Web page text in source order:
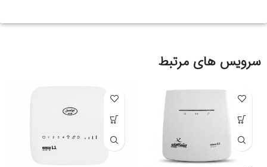
سرویس های مرتبط